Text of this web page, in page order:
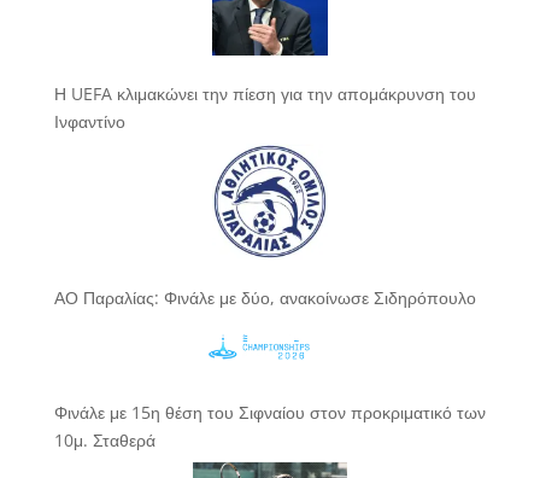
Η UEFA κλιμακώνει την πίεση για την απομάκρυνση του
Ινφαντίνο
ΑΟ Παραλίας: Φινάλε με δύο, ανακοίνωσε Σιδηρόπουλο
Φινάλε με 15η θέση του Σιφναίου στον προκριματικό των
10μ. Σταθερά